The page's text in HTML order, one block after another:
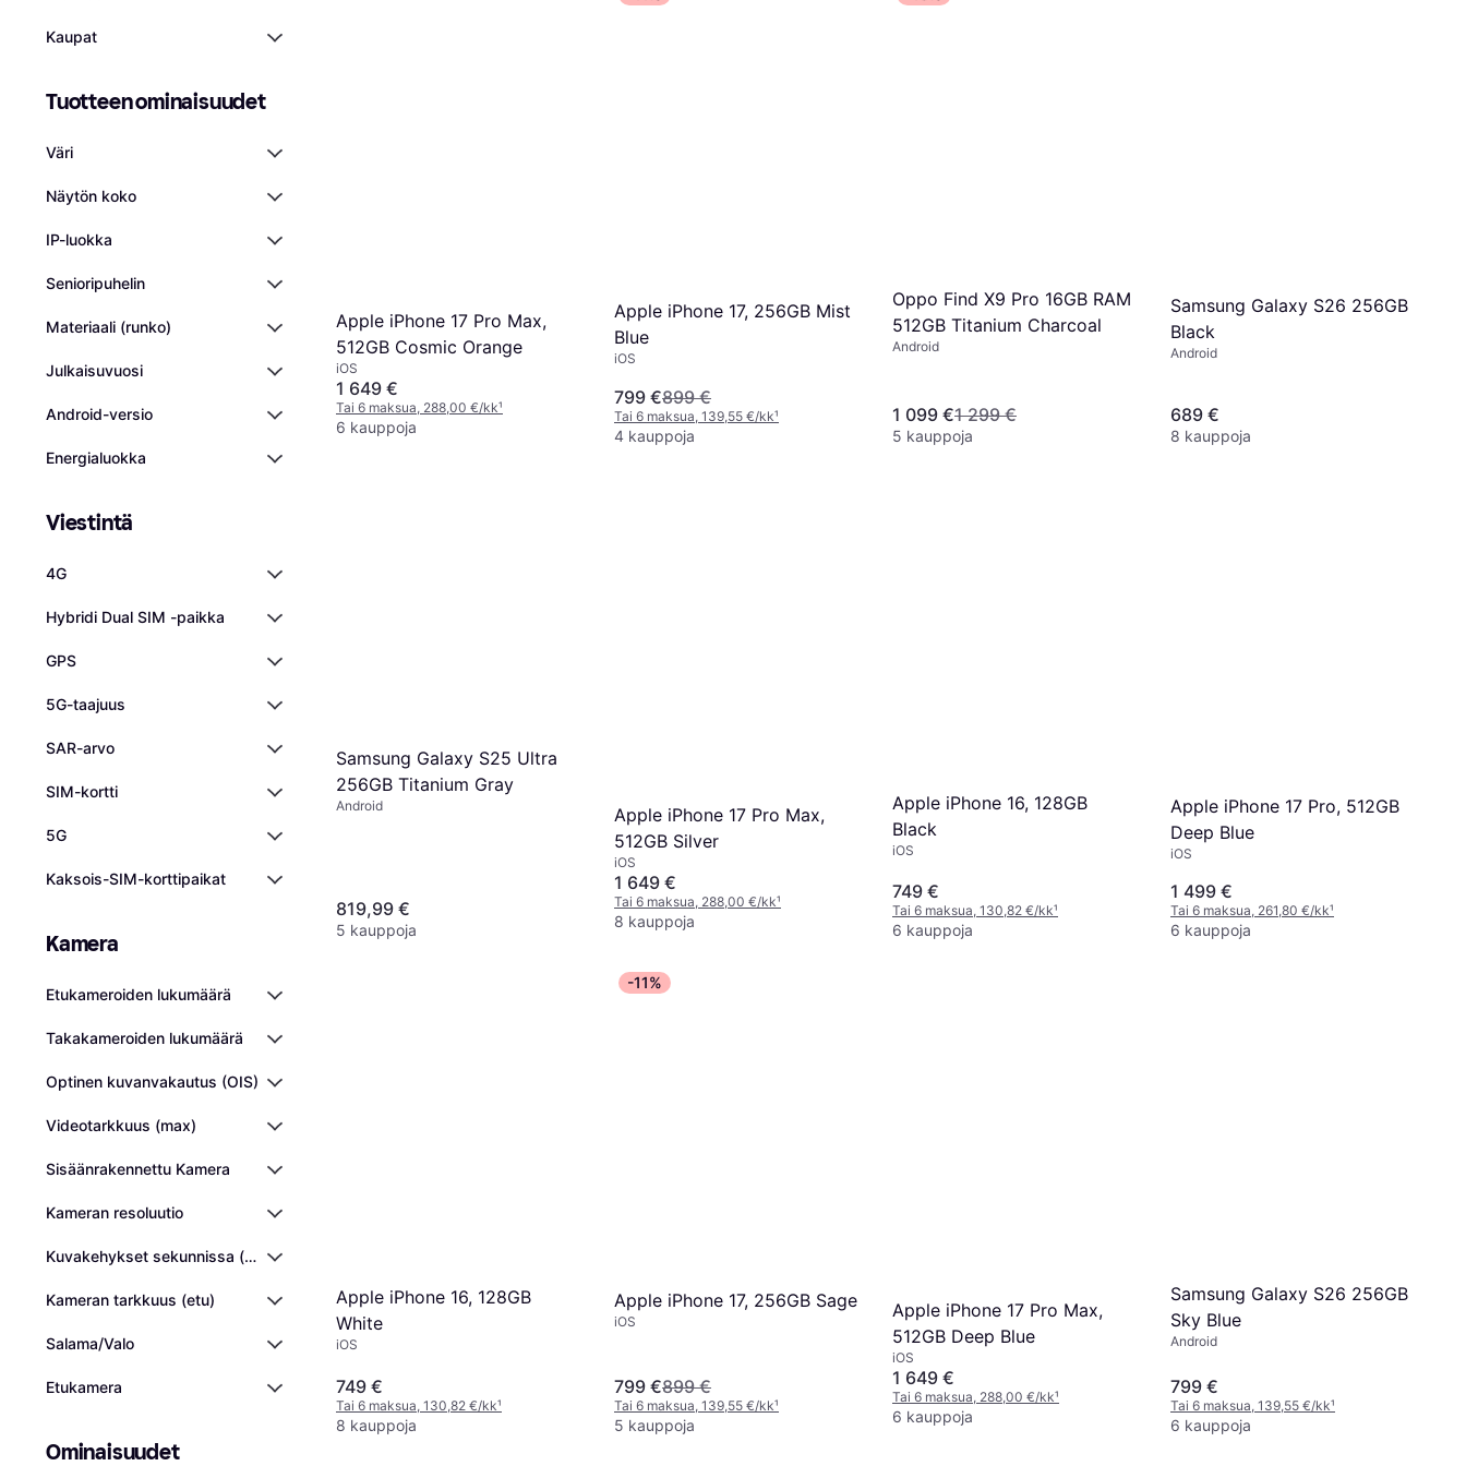
Kaupat
Tuotteen ominaisuudet
Väri
Näytön koko
IP-luokka
Senioripuhelin
Materiaali (runko)
Julkaisuvuosi
Android-versio
Energialuokka
Viestintä
4G
Hybridi Dual SIM -paikka
GPS
5G-taajuus
SAR-arvo
SIM-kortti
5G
Kaksois-SIM-korttipaikat
Kamera
Etukameroiden lukumäärä
Takakameroiden lukumäärä
Optinen kuvanvakautus (OIS)
Videotarkkuus (max)
Sisäänrakennettu Kamera
Kameran resoluutio
Kuvakehykset sekunnissa (enintään)
Kameran tarkkuus (etu)
Salama/Valo
Etukamera
Ominaisuudet
Apple iPhone 17 Pro Max,
512GB Cosmic Orange
iOS
1 649 €
Tai 6 maksua, 288,00 €/kk¹
6 kauppoja
Apple iPhone 17, 256GB Mist
Blue
iOS
799 €899 €
Tai 6 maksua, 139,55 €/kk¹
4 kauppoja
Oppo Find X9 Pro 16GB RAM
512GB Titanium Charcoal
Android
1 099 €1 299 €
5 kauppoja
Samsung Galaxy S26 256GB
Black
Android
689 €
8 kauppoja
Samsung Galaxy S25 Ultra
256GB Titanium Gray
Android
819,99 €
5 kauppoja
Apple iPhone 17 Pro Max,
512GB Silver
iOS
1 649 €
Tai 6 maksua, 288,00 €/kk¹
8 kauppoja
Apple iPhone 16, 128GB
Black
iOS
749 €
Tai 6 maksua, 130,82 €/kk¹
6 kauppoja
Apple iPhone 17 Pro, 512GB
Deep Blue
iOS
1 499 €
Tai 6 maksua, 261,80 €/kk¹
6 kauppoja
Apple iPhone 16, 128GB
White
iOS
749 €
Tai 6 maksua, 130,82 €/kk¹
8 kauppoja
-11%
Apple iPhone 17, 256GB Sage
iOS
799 €899 €
Tai 6 maksua, 139,55 €/kk¹
5 kauppoja
Apple iPhone 17 Pro Max,
512GB Deep Blue
iOS
1 649 €
Tai 6 maksua, 288,00 €/kk¹
6 kauppoja
Samsung Galaxy S26 256GB
Sky Blue
Android
799 €
Tai 6 maksua, 139,55 €/kk¹
6 kauppoja